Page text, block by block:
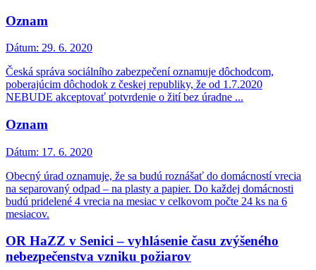
Oznam
Dátum: 29. 6. 2020
Česká správa sociálního zabezpečení oznamuje dôchodcom,
poberajúcim dôchodok z českej republiky, že od 1.7.2020
NEBUDE akceptovať potvrdenie o žití bez úradne ...
Oznam
Dátum: 17. 6. 2020
Obecný úrad oznamuje, že sa budú roznášať do domácností vrecia
na separovaný odpad – na plasty a papier. Do každej domácnosti
budú pridelené 4 vrecia na mesiac v celkovom počte 24 ks na 6
mesiacov.
OR HaZZ v Senici – vyhlásenie času zvýšeného
nebezpečenstva vzniku požiarov